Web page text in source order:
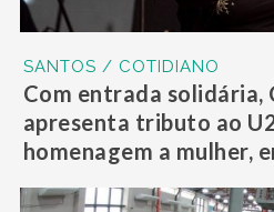
SANTOS / COTIDIANO
Com entrada solidária,
apresenta tributo ao
homenagem a mulher,